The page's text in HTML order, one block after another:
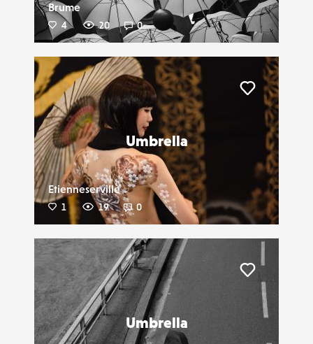
Brume
4 20 0
Umbrella
Etienneserville
1 19 0
Liker
Umbrella
Liker